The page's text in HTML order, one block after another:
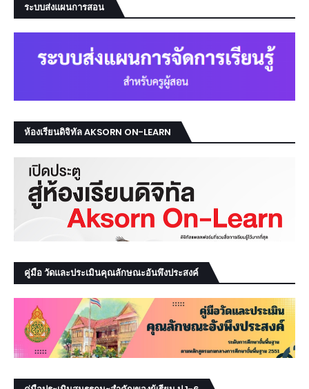
ระบบส่งแผนการสอน
ห้องเรียนดิจิทัล AKSORN ON-LEARN
คู่มือ วัดและประเมินคุณลักษณะอันพึงประสงค์